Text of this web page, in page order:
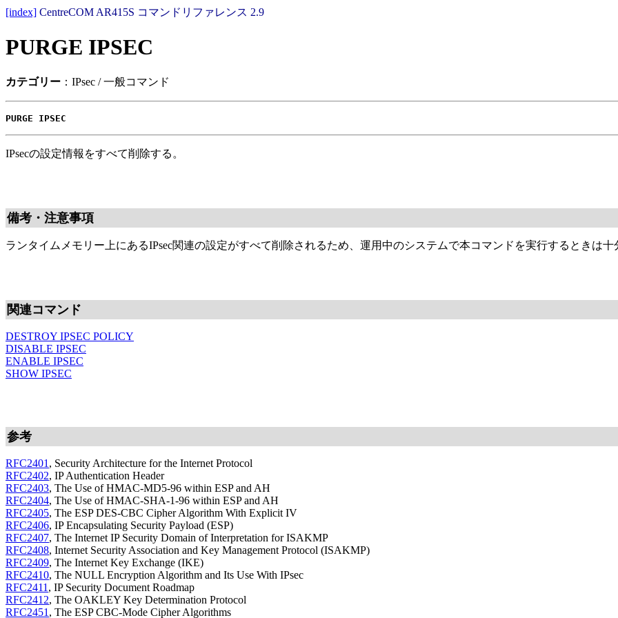
[index] CentreCOM AR415S コマンドリファレンス 2.9
PURGE IPSEC
カテゴリー ：IPsec / 一般コマンド
PURGE IPSEC
IPsecの設定情報をすべて削除する。
備考・注意事項
ランタイムメモリー上にあるIPsec関連の設定がすべて削除されるため、運用中のシステムで本コマンドを実行するときは十
関連コマンド
DESTROY IPSEC POLICY
DISABLE IPSEC
ENABLE IPSEC
SHOW IPSEC
参考
RFC2401 , Security Architecture for the Internet Protocol
RFC2402, IP Authentication Header
RFC2403, The Use of HMAC-MD5-96 within ESP and AH
RFC2404, The Use of HMAC-SHA-1-96 within ESP and AH
RFC2405, The ESP DES-CBC Cipher Algorithm With Explicit IV
RFC2406, IP Encapsulating Security Payload (ESP)
RFC2407, The Internet IP Security Domain of Interpretation for ISAKMP
RFC2408, Internet Security Association and Key Management Protocol (ISAKMP)
RFC2409, The Internet Key Exchange (IKE)
RFC2410, The NULL Encryption Algorithm and Its Use With IPsec
RFC2411 , IP Security Document Roadmap
RFC2412, The OAKLEY Key Determination Protocol
RFC2451 , The ESP CBC-Mode Cipher Algorithms